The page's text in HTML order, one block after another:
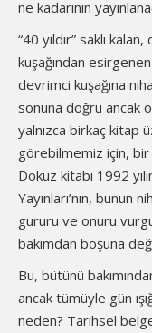
ne kadarının
“40 yıldır” saklı kalan,
kuşağından
devrimci kuşağına
sonuna doğru ancak
yalnızca birkaç kitap
görebilmemiz için,
Dokuz kitabı 1992
Yayınları’nın, bunun
gururu ve onuru
bakımdan boşuna
Bu, bütünü
ancak tümüyle gün
neden? Tarihsel